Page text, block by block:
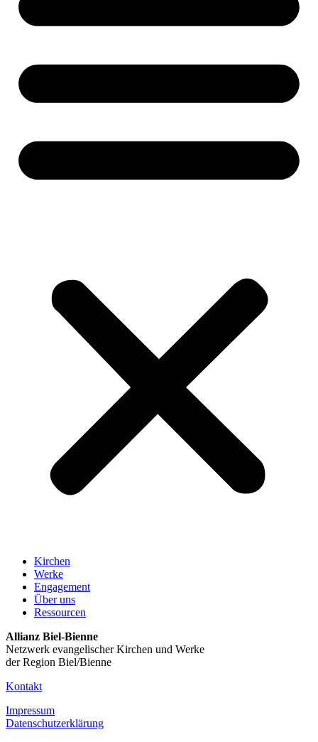
Kirchen
Werke
Engagement
Über uns
Ressourcen
Allianz Biel-Bienne
Netzwerk evangelischer Kirchen und Werke
der Region Biel/Bienne
Kontakt
Impressum
Datenschutzerklärung